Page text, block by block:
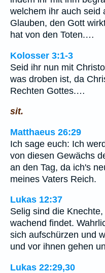
welchem ihr auch seid
Glauben, den Gott
hat von den Toten.…
Kolosser 3:1-3
Seid ihr nun mit
was droben ist, da
Rechten Gottes.…
sit.
Matthaeus 26:29
Ich sage euch: Ich
von diesen Gewächs
an den Tag, da ich's
meines Vaters Reich.
Lukas 12:37
Selig sind die
wachend findet.
sich aufschürzen und
und vor ihnen gehen
Lukas 22:29,30